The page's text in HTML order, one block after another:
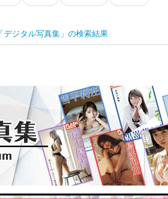
「デジタル写真集」の検索結果